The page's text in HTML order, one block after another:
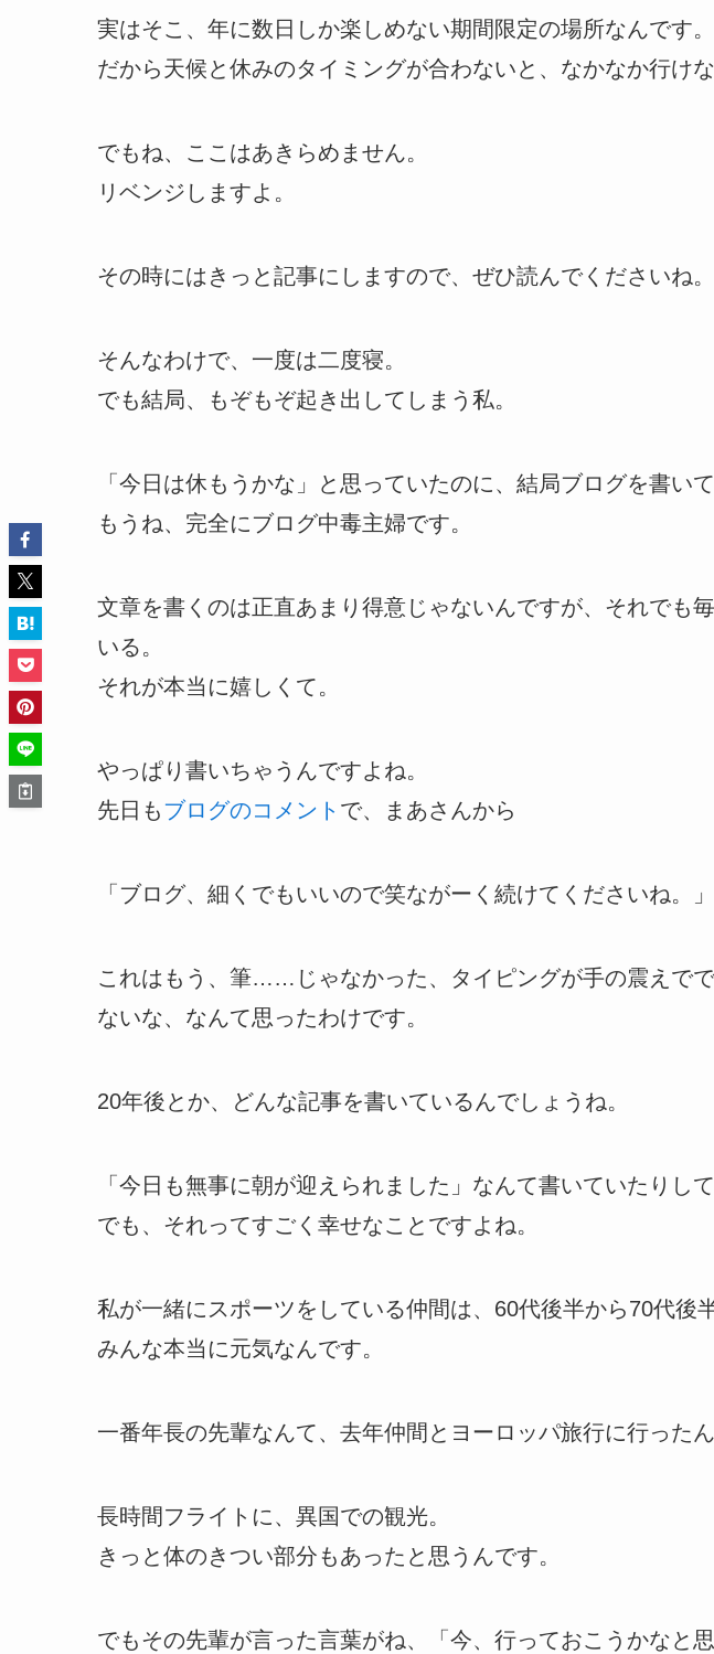
実はそこ、年に数日しか楽しめない期間限定の場所なんです。
だから天候と休みのタイミングが合わないと、なかなか行けな
でもね、ここはあきらめません。
リベンジしますよ。
その時にはきっと記事にしますので、ぜひ読んでくださいね。
そんなわけで、一度は二度寝。
でも結局、もぞもぞ起き出してしまう私。
「今日は休もうかな」と思っていたのに、結局ブログを書い
もうね、完全にブログ中毒主婦です。
文章を書くのは正直あまり得意じゃないんですが、それでも
いる。
それが本当に嬉しくて。
やっぱり書いちゃうんですよね。
先日もブログのコメント で、まあさんから
「ブログ、細くでもいいので笑ながーく続けてくださいね。
これはもう、筆……じゃなかった、タイピングが手の震えで
ないな、なんて思ったわけです。
20年後とか、どんな記事を書いているんでしょうね。
「今日も無事に朝が迎えられました」なんて書いていたりして
でも、それってすごく幸せなことですよね。
私が一緒にスポーツをしている仲間は、60代後半から70代後半
みんな本当に元気なんです。
一番年長の先輩なんて、去年仲間とヨーロッパ旅行に行ったん
長時間フライトに、異国での観光。
きっと体のきつい部分もあったと思うんです。
でもその先輩が言った言葉がね、「今、行っておこうかなと